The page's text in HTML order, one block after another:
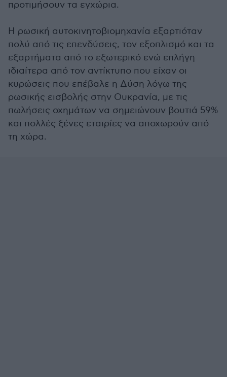
προτιμήσουν τα εγχώρια.
Η ρωσική αυτοκινητοβιομηχανία εξαρτιόταν
πολύ από τις επενδύσεις, τον εξοπλισμό και τα
εξαρτήματα από το εξωτερικό ενώ επλήγη
ιδιαίτερα από τον αντίκτυπο που είχαν οι
κυρώσεις που επέβαλε η Δύση λόγω της
ρωσικής εισβολής στην Ουκρανία, με τις
πωλήσεις οχημάτων να σημειώνουν βουτιά 59%
και πολλές ξένες εταιρίες να αποχωρούν από
τη χώρα.